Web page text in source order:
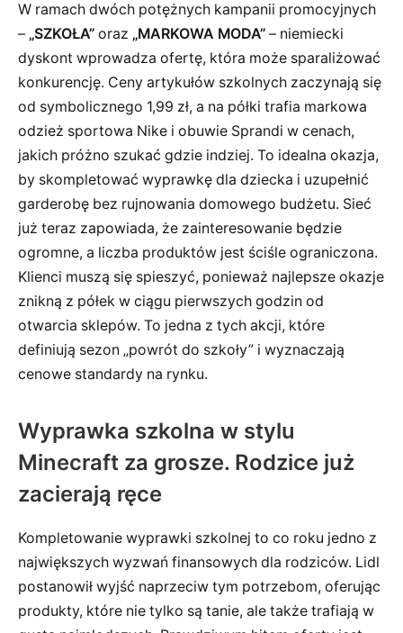
W ramach dwóch potężnych kampanii promocyjnych
– „SZKOŁA” oraz „MARKOWA MODA” – niemiecki
dyskont wprowadza ofertę, która może sparaliżować
konkurencję. Ceny artykułów szkolnych zaczynają się
od symbolicznego 1,99 zł, a na półki trafia markowa
odzież sportowa Nike i obuwie Sprandi w cenach,
jakich próżno szukać gdzie indziej. To idealna okazja,
by skompletować wyprawkę dla dziecka i uzupełnić
garderobę bez rujnowania domowego budżetu. Sieć
już teraz zapowiada, że zainteresowanie będzie
ogromne, a liczba produktów jest ściśle ograniczona.
Klienci muszą się spieszyć, ponieważ najlepsze okazje
znikną z półek w ciągu pierwszych godzin od
otwarcia sklepów. To jedna z tych akcji, które
definiują sezon „powrót do szkoły” i wyznaczają
cenowe standardy na rynku.
Wyprawka szkolna w stylu
Minecraft za grosze. Rodzice już
zacierają ręce
Kompletowanie wyprawki szkolnej to co roku jedno z
największych wyzwań finansowych dla rodziców. Lidl
postanowił wyjść naprzeciw tym potrzebom, oferując
produkty, które nie tylko są tanie, ale także trafiają w